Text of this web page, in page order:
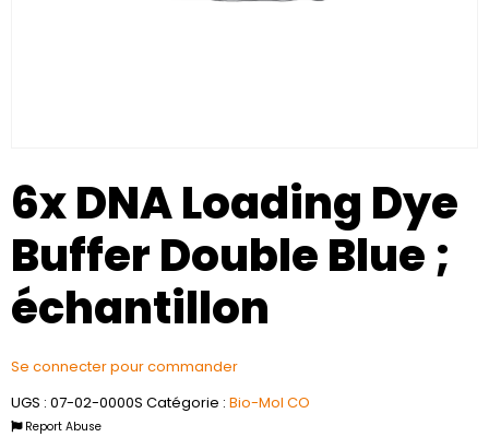
6x DNA Loading Dye
Buffer Double Blue ;
échantillon
Se connecter pour commander
UGS : 07-02-0000S Catégorie : Bio-Mol CO
Report Abuse